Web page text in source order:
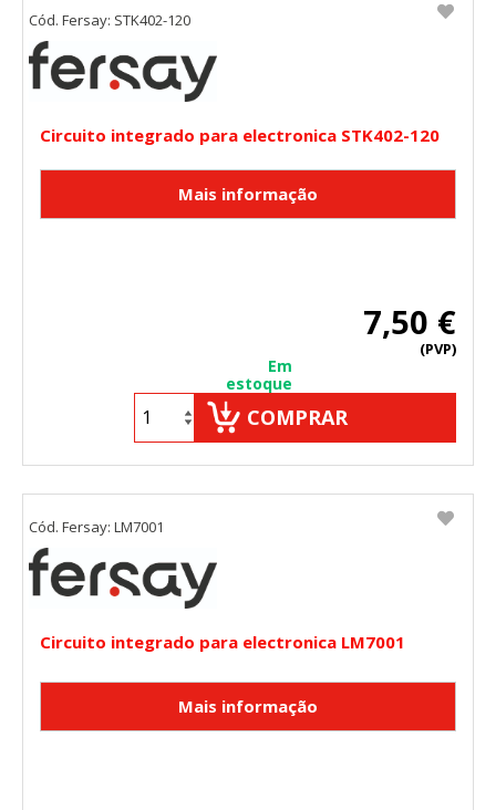
Circuito integrado para electronica STK402-120
7,50 €
(PVP)
Em
estoque
COMPRAR
Cód. Fersay: STK402-120
Circuito integrado para electronica LM7001
Cód. Fersay: LM7001